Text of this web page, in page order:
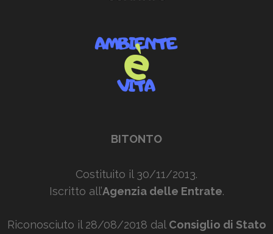
BITONTO
Costituito il 30/11/2013.
Iscritto all’Agenzia delle Entrate.
Riconosciuto il 28/08/2018 dal Consiglio di Stato